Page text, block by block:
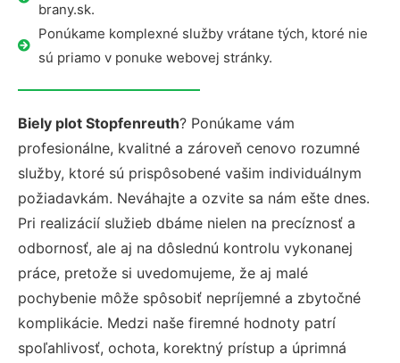
brany.sk.
Ponúkame komplexné služby vrátane tých, ktoré nie
sú priamo v ponuke webovej stránky.
Biely plot Stopfenreuth? Ponúkame vám
profesionálne, kvalitné a zároveň cenovo rozumné
služby, ktoré sú prispôsobené vašim individuálnym
požiadavkám. Neváhajte a ozvite sa nám ešte dnes.
Pri realizácií služieb dbáme nielen na precíznosť a
odbornosť, ale aj na dôslednú kontrolu vykonanej
práce, pretože si uvedomujeme, že aj malé
pochybenie môže spôsobiť nepríjemné a zbytočné
komplikácie. Medzi naše firemné hodnoty patrí
spoľahlivosť, ochota, korektný prístup a úprimná